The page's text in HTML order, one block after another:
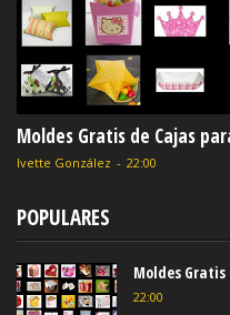
Moldes Gratis de Cajas
Ivette González - 22:00
POPULARES
Moldes Gratis
22:00